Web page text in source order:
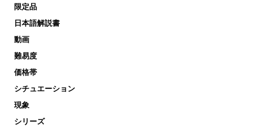
限定品
日本語解説書
動画
難易度
価格帯
シチュエーション
現象
シリーズ